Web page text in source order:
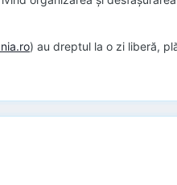
) au dreptul la o zi liberă,